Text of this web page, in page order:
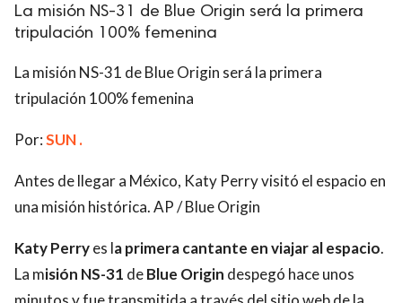
La misión NS-31 de Blue Origin será la primera
tripulación 100% femenina
La misión NS-31 de Blue Origin será la primera
tripulación 100% femenina
Por:SUN .
Antes de llegar a México, Katy Perry visitó el espacio en
una misión histórica. AP / Blue Origin
Katy Perryes la primera cantante en viajar al espacio.
La misión NS-31 deBlue Origin despegó hace unos